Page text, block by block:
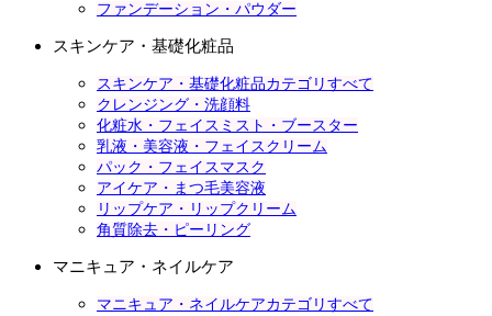
ファンデーション・パウダー
スキンケア・基礎化粧品
スキンケア・基礎化粧品カテゴリすべて
クレンジング・洗顔料
化粧水・フェイスミスト・ブースター
乳液・美容液・フェイスクリーム
パック・フェイスマスク
アイケア・まつ毛美容液
リップケア・リップクリーム
角質除去・ピーリング
マニキュア・ネイルケア
マニキュア・ネイルケアカテゴリすべて